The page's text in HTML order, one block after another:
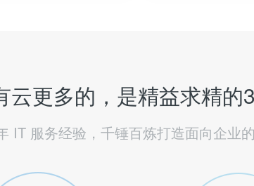
云更多的，是精益求精的
IT 服务经验，千锤百炼打造面向企业